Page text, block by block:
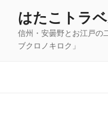
はたこトラ
信州・安曇野とお江戸の
ブクロノキロク」